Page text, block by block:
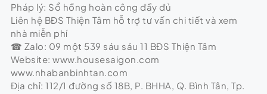
Pháp lý: Sổ hồng hoàn công đầy đủ
Liên hệ BĐS Thiện Tâm hỗ trợ tư vấn chi tiết và xem
nhà miễn phí
☎ Zalo: 09 một 539 sáu sáu 11 BĐS Thiện Tâm
Website: www.housesaigon.com
www.nhabanbinhtan.com
Địa chỉ: 112/1 đường số 18B, P. BHHA, Q. Bình Tân, Tp.